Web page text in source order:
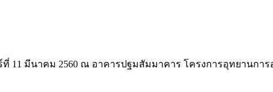
11 มีนาคม 2560 ณ อาคารปฐมสัมมาคาร โครงการอุทยานก